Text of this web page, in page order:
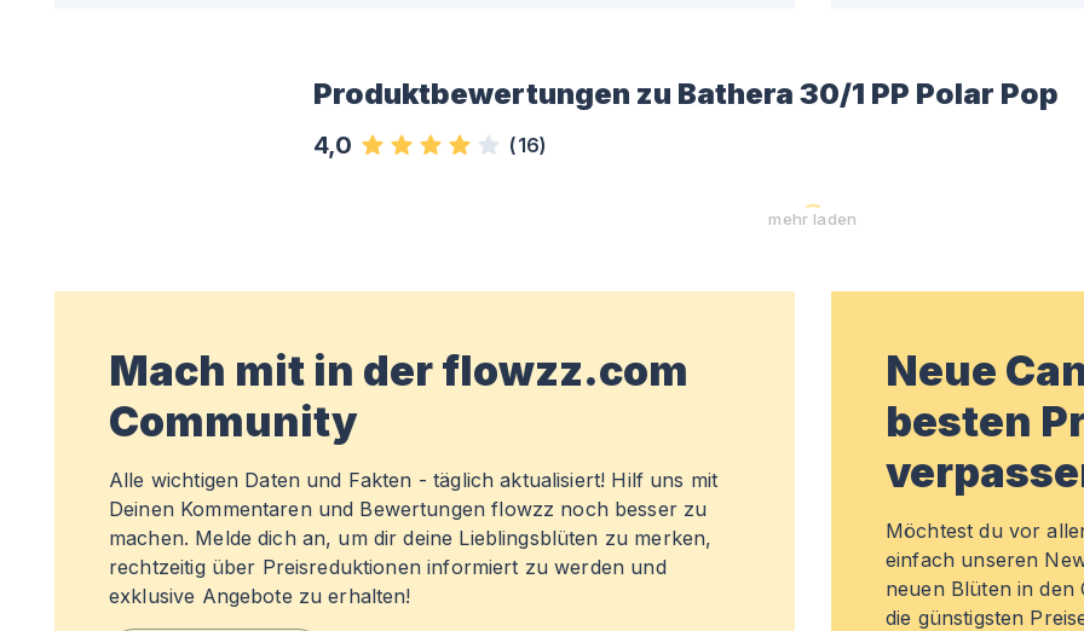
Produktbewertungen zu Bathera 30/1 PP Polar Pop
4,0 (16)
mehr laden
Mach mit in der flowzz.com
Community
Alle wichtigen Daten und Fakten - täglich aktualisiert! Hilf uns mit
Deinen Kommentaren und Bewertungen flowzz noch besser zu
machen. Melde dich an, um dir deine Lieblingsblüten zu merken,
rechtzeitig über Preisreduktionen informiert zu werden und
exklusive Angebote zu erhalten!
Neue
besten
Möchtest du vor
einfach unseren
neuen Blüten in den
die günstigsten